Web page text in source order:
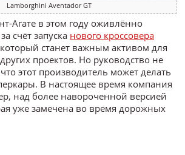
Lamborghini Aventador GT
Агате в этом году оживлённо
счёт запуска нового кроссовера
станет важным активом для
проектов. Но руководство не
этот производитель может делать
В настоящее время компания
над более навороченной версией
уже замечена во время дорожных